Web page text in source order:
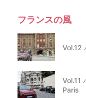
フランスの風
Vol.12
Vol.11
Paris